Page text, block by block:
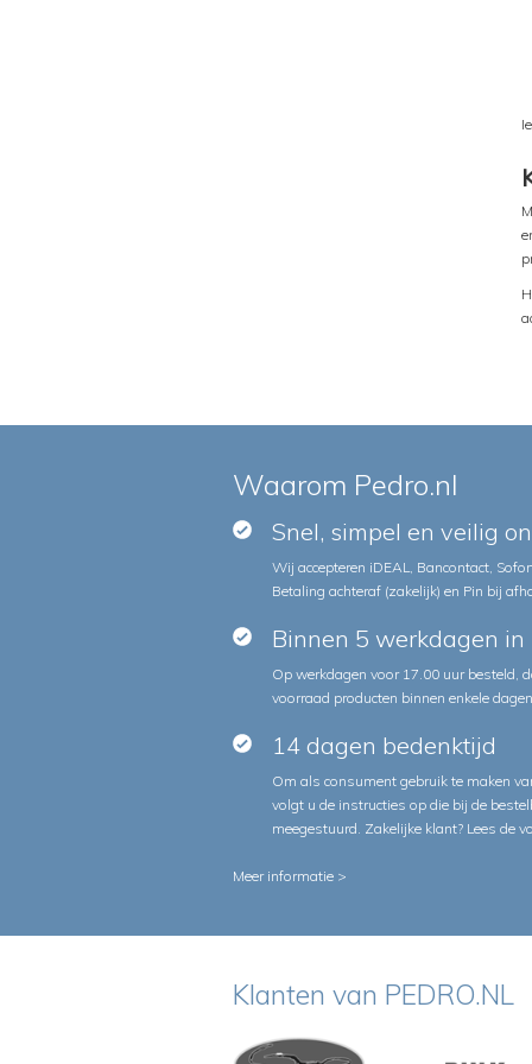
Waarom Pedro.nl
Snel, simpel en veilig
Wij accepteren iDEAL, Bancontact,
Betaling achteraf (zakelijk) en Pin bij
Binnen 5 werkdagen in
Op werkdagen voor 17.00 uur besteld,
voorraad producten binnen enkele
14 dagen bedenktijd
Om als consument gebruik te maken
volgt u de instructies op die bij de
meegestuurd. Zakelijke klant? Lees de
Meer informatie >
Klanten van PEDRO.NL